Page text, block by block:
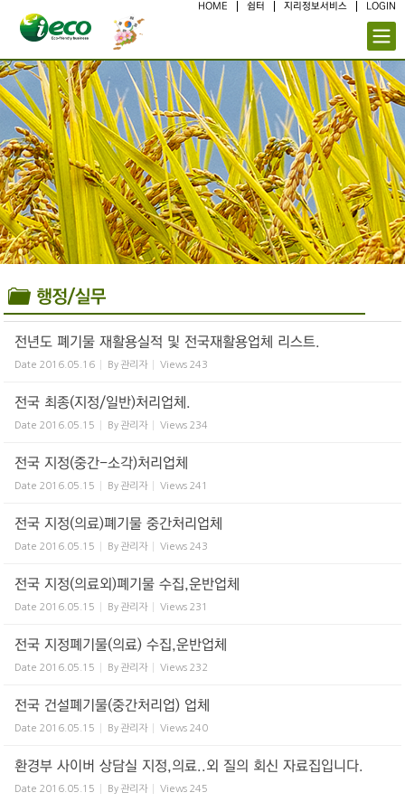
HOME 쉼터 지리정보서비스 LOGIN
전년도 폐기물 재활용실적 및 전국재활용업체 리스트.
Date 2016.05.16 By 관리자 Views 243
전국 최종(지정/일반)처리업체.
Date 2016.05.15 By 관리자 Views 234
전국 지정(중간-소각)처리업체
Date 2016.05.15 By 관리자 Views 241
전국 지정(의료)폐기물 중간처리업체
Date 2016.05.15 By 관리자 Views 243
전국 지정(의료외)폐기물 수집,운반업체
Date 2016.05.15 By 관리자 Views 231
전국 지정폐기물(의료) 수집,운반업체
Date 2016.05.15 By 관리자 Views 232
전국 건설폐기물(중간처리업) 업체
Date 2016.05.15 By 관리자 Views 240
환경부 사이버 상담실 지정,의료..외 질의 회신 자료집입니다.
Date 2016.05.15 By 관리자 Views 245